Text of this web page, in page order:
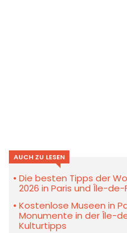
AUCH ZU LESEN
Die besten Tipps der
2026 in Paris und Île-de-
Kostenlose Museen in
Monumente in der Île-
Kulturtipps